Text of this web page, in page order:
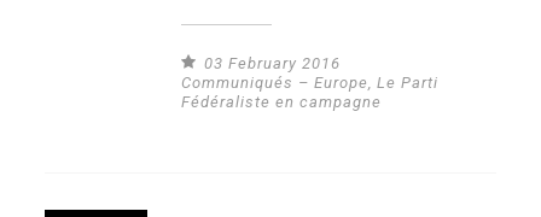
03 February 2016
Communiqués – Europe ,Le Parti
Fédéraliste en campagne